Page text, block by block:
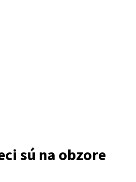
sú na obzore